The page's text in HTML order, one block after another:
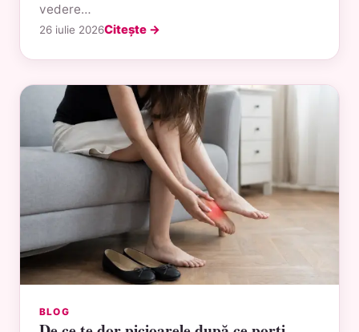
vedere…
26 iulie 2026Citește →
BLOG